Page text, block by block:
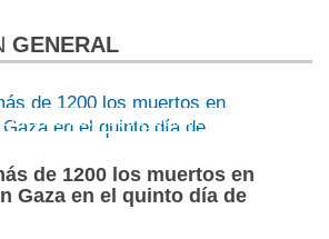
GENERAL
Comments: DISQUS_COMMENTS
de 1200 los muertos en
Gaza en el quinto día de